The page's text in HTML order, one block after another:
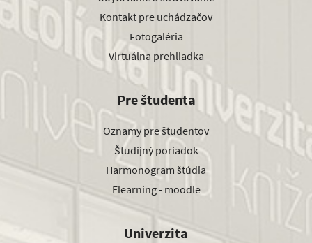
Kontakt pre uchádzačov
Fotogaléria
Virtuálna prehliadka
Pre študenta
Oznamy pre študentov
Študijný poriadok
Harmonogram štúdia
Elearning - moodle
Univerzita